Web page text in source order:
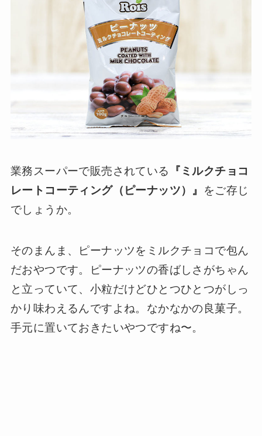
業務スーパーで販売されている
『ミルクチョコ
レートコーティング（ピーナッツ）』
をご存じ
でしょうか。
そのまんま、ピーナッツをミルクチョコで包ん
だおやつです。ピーナッツの香ばしさがちゃん
と立っていて、小粒だけどひとつひとつがしっ
かり味わえるんですよね。なかなかの良菓子。
手元に置いておきたいやつですね〜。